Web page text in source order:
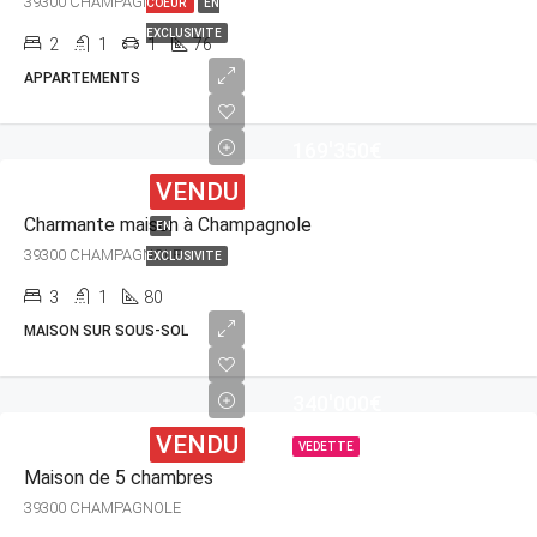
COEUR EN
EXCLUSIVITE
2 1 1 76
APPARTEMENTS
VENDU
EN
EXCLUSIVITE
Charmante maison à Champagnole
39300 CHAMPAGNOLE
3 1 80
MAISON SUR SOUS-SOL
VEDETTE
VENDU
Maison de 5 chambres
39300 CHAMPAGNOLE